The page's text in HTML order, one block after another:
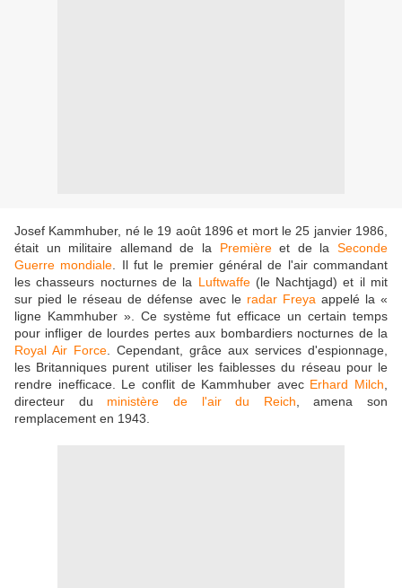
Josef Kammhuber, né le 19 août 1896 et mort le 25 janvier 1986,
était un militaire allemand de la Premièreet de laSeconde
Guerre mondiale . Il fut le premier général de l'air commandant
les chasseurs nocturnes de la Luftwaffe(le Nachtjagd) et il mit
sur pied le réseau de défense avec le radar Freya appelé la «
ligne Kammhuber ». Ce système fut efficace un certain temps
pour infliger de lourdes pertes aux bombardiers nocturnes de la
Royal Air Force . Cependant, grâce aux services d'espionnage,
les Britanniques purent utiliser les faiblesses du réseau pour le
rendre inefficace. Le conflit de Kammhuber avec Erhard Milch
directeur du ministère de l'air du Reich , amena son
remplacement en 1943.